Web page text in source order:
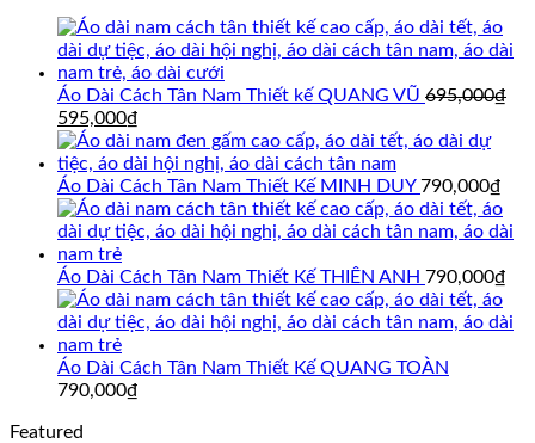
Áo Dài Cách Tân Nam Thiết kế QUANG VŨ 695,000₫
Giá
gốc
là:
695,000₫.
595,000₫
hiện
tại
là:
595,000₫.
Áo Dài Cách Tân Nam Thiết Kế MINH DUY 790,000₫
Áo Dài Cách Tân Nam Thiết Kế THIÊN ANH 790,000₫
Áo Dài Cách Tân Nam Thiết Kế QUANG TOÀN
790,000₫
Featured